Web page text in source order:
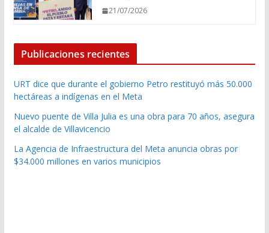
21/07/2026
Publicaciones recientes
URT dice que durante el gobierno Petro restituyó más 50.000
hectáreas a indígenas en el Meta
Nuevo puente de Villa Julia es una obra para 70 años, asegura
el alcalde de Villavicencio
La Agencia de Infraestructura del Meta anuncia obras por
$34.000 millones en varios municipios